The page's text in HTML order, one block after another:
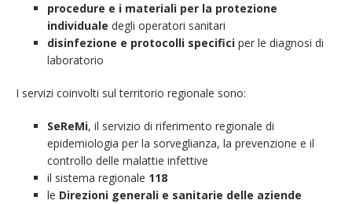
procedure e i materiali per la protezione
individuale degli operatori sanitari
disinfezione e protocolli specifici per le diagnosi di
laboratorio
I servizi coinvolti sul territorio regionale sono:
SeReMi, il servizio di riferimento regionale di
epidemiologia per la sorveglianza, la prevenzione e il
controllo delle malattie infettive
il sistema regionale 118
le Direzioni generali e sanitarie delle aziende